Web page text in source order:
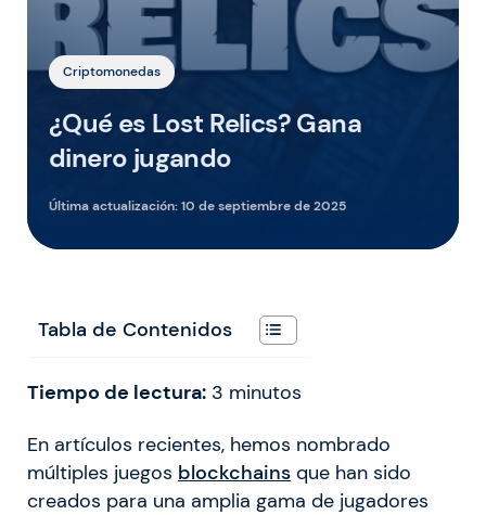
Criptomonedas
¿Qué es Lost Relics? Gana
dinero jugando
Última actualización:10 de septiembre de 2025
Tabla de Contenidos
Tiempo de lectura: 3 minutos
En artículos recientes, hemos nombrado
múltiples juegos blockchains que han sido
creados para una amplia gama de jugadores